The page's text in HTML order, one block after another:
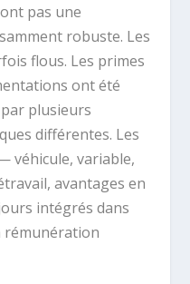
pas une
robuste. Les
flous. Les primes
ont été
plusieurs
différentes. Les
véhicule, variable,
avantages en
intégrés dans
rémunération